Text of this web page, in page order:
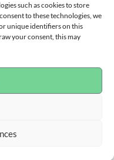
such as cookies to store
to these technologies, we
unique identifiers on this
your consent, this may